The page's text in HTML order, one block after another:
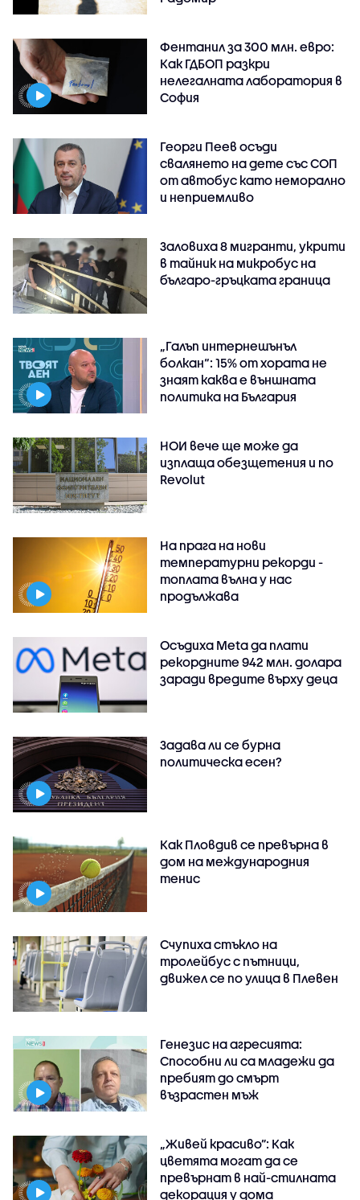
Фентанил за 300 млн. евро:
Как ГДБОП разкри
нелегалната лаборатория в
София
Георги Пеев осъди
свалянето на дете със СОП
от автобус като неморално
и неприемливо
Заловиха 8 мигранти, укрити
в тайник на микробус на
българо-гръцката граница
„Галъп интернешънъл
болкан“: 15% от хората не
знаят каква е външната
политика на България
НОИ вече ще може да
изплаща обезщетения и по
Revolut
На прага на нови
температурни рекорди -
топлата вълна у нас
продължава
Осъдиха Meta да плати
рекордните 942 млн. долара
заради вредите върху деца
Задава ли се бурна
политическа есен?
Как Пловдив се превърна в
дом на международния
тенис
Счупиха стъкло на
тролейбус с пътници,
движел се по улица в Плевен
Генезис на агресията:
Способни ли са младежи да
пребият до смърт
възрастен мъж
„Живей красиво”: Как
цветята могат да се
превърнат в най-стилната
декорация у дома